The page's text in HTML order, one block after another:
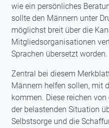
wie ein persönliches
sollte den Männern unter
möglichst breit über die
Mitgliedsorganisationen
Sprachen übersetzt worden.
Zentral bei diesem
Männern helfen sollen, mit
kommen. Diese reichen
der belastenden Situation
Selbstsorge und die